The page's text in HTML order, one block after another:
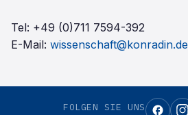
Tel: +49 (0)711 7594-392
E-Mail: wissenschaft@konradin.de
FOLGEN SIE UNS